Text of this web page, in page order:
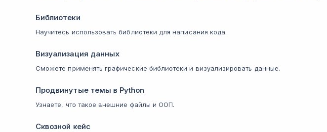
Библиотеки
Научитесь использовать библиотеки для написания кода.
Визуализация данных
Сможете применять графические библиотеки и визуализировать данные.
Продвинутые темы в Python
Узнаете, что такое внешние файлы и ООП.
Сквозной кейс